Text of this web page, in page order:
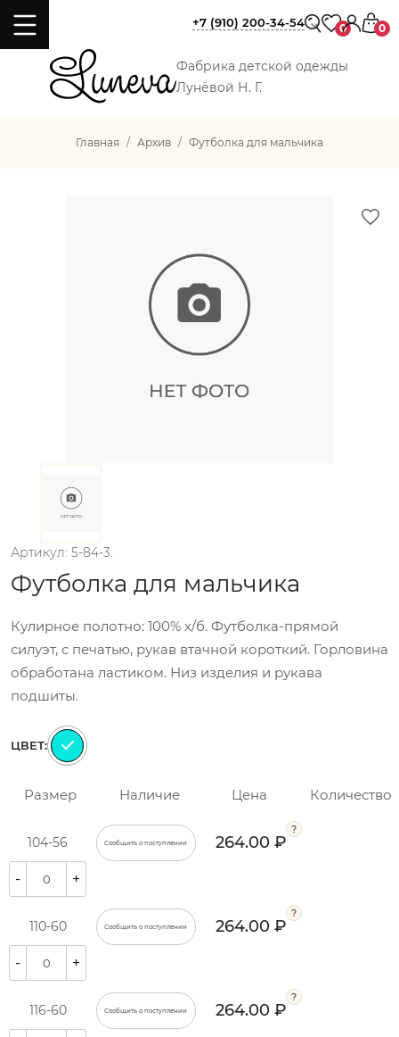
Фабрика детской одежды
Лунёвой Н. Г.
+7 (910) 200-34-54 0 0
Главная Архив Футболка для мальчика
Артикул: 5-84-3.
Футболка для мальчика
Кулирное полотно: 100% х/б. Футболка-прямой
силуэт, с печатью, рукав втачной короткий. Горловина
обработана ластиком. Низ изделия и рукава
подшиты.
ЦВЕТ:
Размер Наличие Цена Количество
104-56 Сообщить о поступлении 264.00 ₽
- +
110-60 Сообщить о поступлении 264.00 ₽
- +
116-60 Сообщить о поступлении 264.00 ₽